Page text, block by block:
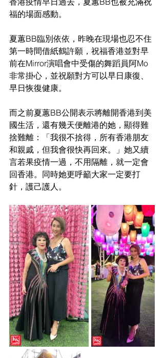
福的場面感動。
夏蕙BB臨別依依，昨晚在現場也忍不住
第一時間借紙鶴許願，祝福香港並對早
前在Mirror演唱會中受傷的舞蹈員阿Mo
非常掛心，並祝願對方可以早日康復、
早日恢復健康。
而之前夏蕙BB公開表示將離開香港到美
國生活，還有幾天便離港的她，顯得難
捨難離：「我很不捨得，所有香港朋友
和親戚，但我會很快再回來。」她又續
言若果疫情一過，不用隔離，就一定會
回香港。同時她更呼籲大家一定要打
針，護己護人。